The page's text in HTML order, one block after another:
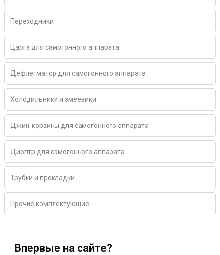
Переходники
Царга для самогонного аппарата
Дефлегматор для самогонного аппарата
Холодильники и змеевики
Джин-корзины для самогонного аппарата
Диоптр для самогонного аппарата
Трубки и прокладки
Прочие комплектующие
Впервые на сайте?